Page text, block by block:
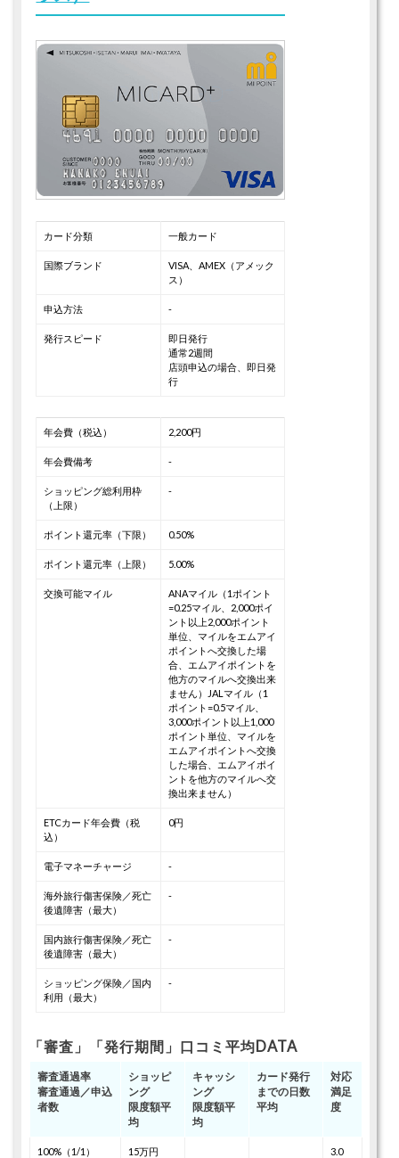
カード分類 一般カード
国際ブランド
VISA、AMEX（アメック
ス）
申込方法 -
発行スピード
即日発行
通常2週間
店頭申込の場合、即日発
行
年会費（税込） 2,200円
年会費備考 -
ショッピング総利用枠
（上限）
-
ポイント還元率（下限） 0.50%
ポイント還元率（上限） 5.00%
交換可能マイル
ANAマイル（1ポイント
=0.25マイル、2,000ポイ
ント以上2,000ポイント
単位、マイルをエムアイ
ポイントへ交換した場
合、エムアイポイントを
他方のマイルへ交換出来
ません）
JALマイル（1
ポイント=0.5マイル、
3,000ポイント以上1,000
ポイント単位、マイルを
エムアイポイントへ交換
した場合、エムアイポイ
ントを他方のマイルへ交
換出来ません）
ETCカード年会費（税
込）
0円
電子マネーチャージ -
海外旅行傷害保険／死亡
後遺障害（最大）
-
国内旅行傷害保険／死亡
後遺障害（最大）
-
ショッピング保険／国内
利用（最大）
-
「審査」「発行期間」口コミ平均DATA
審査通過率
審査通過／申込
者数
ショッピ
ング
限度額平
均
キャッシ
ング
限度額平
均
カード発行
までの日数
平均
対応
満足
度
100%（1/1） 15万円 3.0